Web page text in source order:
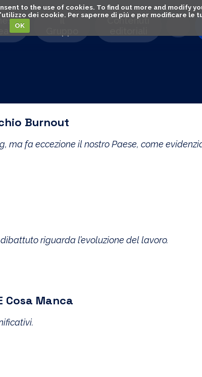
to the use of cookies. To find out more and modify
dei cookie. Per saperne di piú e per modificare le
OK
Il
Contenuti
Burnout
fa eccezione il nostro Paese, come
riguarda l’evoluzione del lavoro.
Cosa Manca